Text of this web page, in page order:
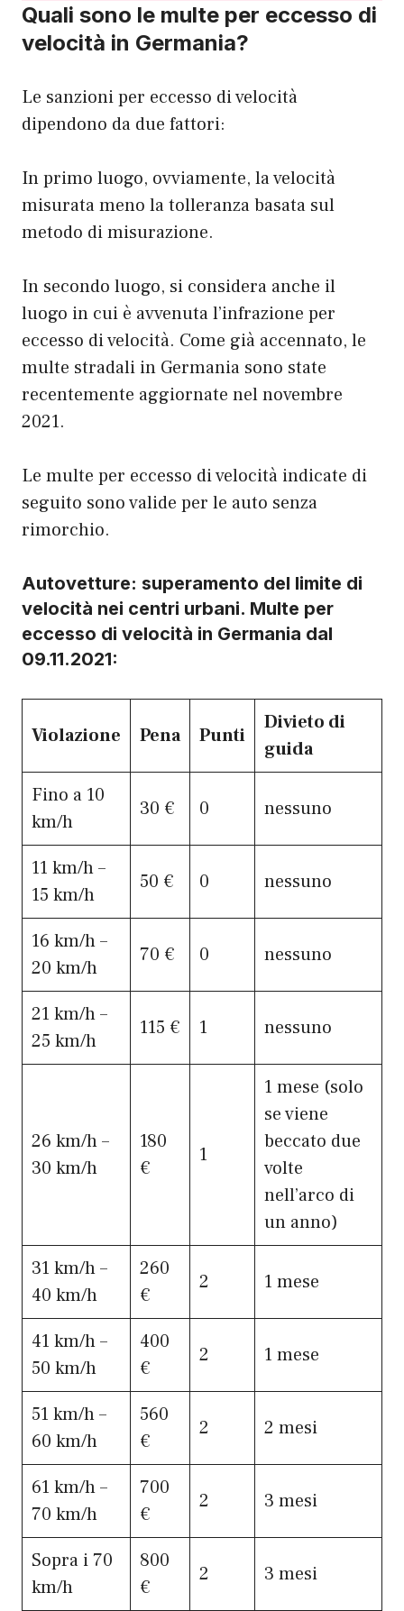
Quali sono le multe per eccesso di
velocità in Germania?
Le sanzioni per eccesso di velocità
dipendono da due fattori:
In primo luogo, ovviamente, la velocità
misurata meno la tolleranza basata sul
metodo di misurazione.
In secondo luogo, si considera anche il
luogo in cui è avvenuta l’infrazione per
eccesso di velocità. Come già accennato, le
multe stradali in Germania sono state
recentemente aggiornate nel novembre
2021.
Le multe per eccesso di velocità indicate di
seguito sono valide per le auto senza
rimorchio.
Autovetture: superamento del limite di
velocità nei centri urbani. Multe per
eccesso di velocità in Germania dal
09.11.2021:
Violazione Pena Punti
Divieto di
guida
Fino a 10
km/h
30 € 0 nessuno
11 km/h –
15 km/h
50 € 0 nessuno
16 km/h –
20 km/h
70 € 0 nessuno
21 km/h –
25 km/h
115 € 1 nessuno
26 km/h –
30 km/h
180
€
1
1 mese (solo
se viene
beccato due
volte
nell’arco di
un anno)
31 km/h –
40 km/h
260
€
2 1 mese
41 km/h –
50 km/h
400
€
2 1 mese
51 km/h –
60 km/h
560
€
2 2 mesi
61 km/h –
70 km/h
700
€
2 3 mesi
Sopra i 70
km/h
800
€
2 3 mesi